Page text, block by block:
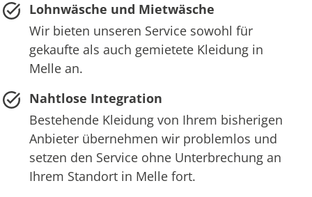
Lohnwäsche und Mietwäsche
Wir bieten unseren Service sowohl für
gekaufte als auch gemietete Kleidung in
Melle an.
Nahtlose Integration
Bestehende Kleidung von Ihrem bisherigen
Anbieter übernehmen wir problemlos und
setzen den Service ohne Unterbrechung an
Ihrem Standort in Melle fort.